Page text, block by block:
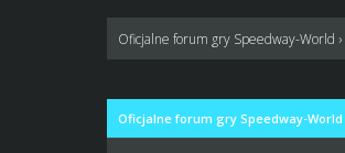
Oficjalne forum gry Speedway-World ›
Oficjalne forum gry Speedway-World